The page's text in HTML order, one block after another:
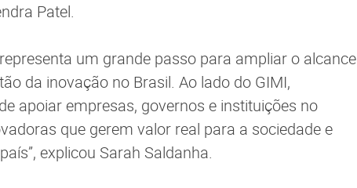
Patel.
um grande passo para ampliar o alcance
da inovação no Brasil. Ao lado do GIMI,
apoiar empresas, governos e instituições no
que gerem valor real para a sociedade e
explicou Sarah Saldanha.